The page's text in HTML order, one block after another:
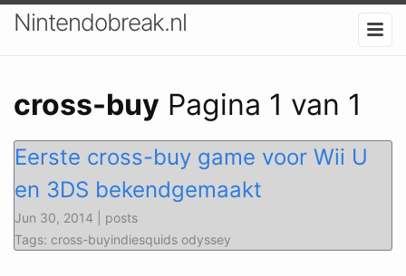
Nintendobreak.nl
cross-buy Pagina 1 van 1
Eerste cross-buy game voor Wii U
en 3DS bekendgemaakt
Jun 30, 2014 | posts
Tags: cross-buyindiesquids odyssey